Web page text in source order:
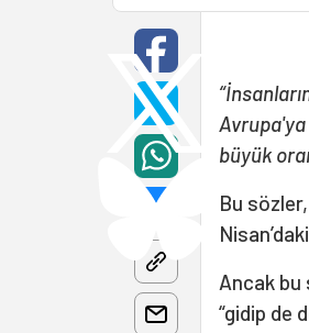
büyük
Bu
Ancak bu
“gidip de